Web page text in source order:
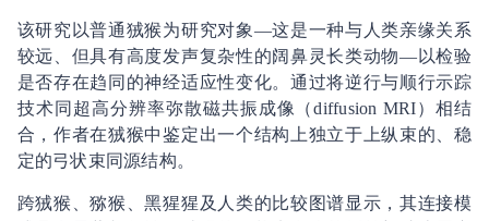
该研究以普通狨猴为研究对象—这是一种与人类亲缘关系
较远、但具有高度发声复杂性的阔鼻灵长类动物—以检验
是否存在趋同的神经适应性变化。通过将逆行与顺行示踪
技术同超高分辨率弥散磁共振成像（diffusion MRI）相结
合，作者在狨猴中鉴定出一个结构上独立于上纵束的、稳
定的弓状束同源结构。
跨狨猴、猕猴、黑猩猩及人类的比较图谱显示，其连接模